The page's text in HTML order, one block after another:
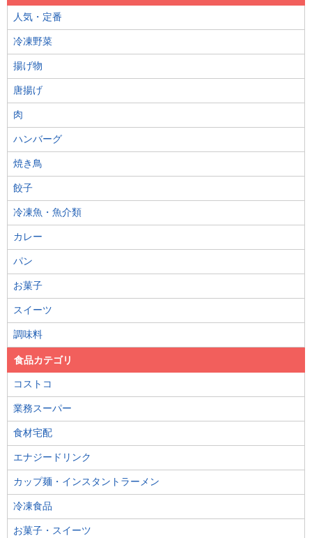
人気・定番
冷凍野菜
揚げ物
唐揚げ
肉
ハンバーグ
焼き鳥
餃子
冷凍魚・魚介類
カレー
パン
お菓子
スイーツ
調味料
食品カテゴリ
コストコ
業務スーパー
食材宅配
エナジードリンク
カップ麺・インスタントラーメン
冷凍食品
お菓子・スイーツ